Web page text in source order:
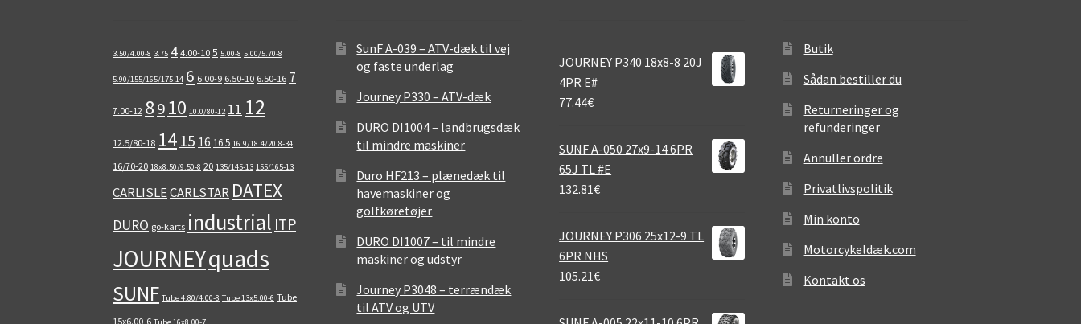
3.50/4.00-8 3.75 4 4.00-10 5 5.00-8 5.00/5.70-8
5.90/155/165/175-14 6 6.00-9 6.50-10 6.50-16 7
7.00-12 8910 10.0/80-12 11 12
12.5/80-18 14 15 16 16.5 16.9/18.4/20.8-34
16/70-20 18x8.50/9.50-8 20 135/145-13 155/165-13
CARLISLECARLSTAR DATEX
DURO go-karts industrial ITP
JOURNEYquads
SUNF Tube 4.80/4.00-8 Tube 13x5.00-6 Tube
15x6.00-6 Tube 16x8.00-7
SunF A-039 – ATV-dæk til vej
og faste underlag
Journey P330 – ATV-dæk
DURO DI1004 – landbrugsdæk
til mindre maskiner
Duro HF213 – plænedæk til
havemaskiner og
golfkøretøjer
DURO DI1007 – til mindre
maskiner og udstyr
Journey P3048 – terrændæk
til ATV og UTV
JOURNEY P340 18x8-8 20J
4PR E#
77.44€
SUNF A-050 27x9-14 6PR
65J TL #E
132.81€
JOURNEY P306 25x12-9 TL
6PR NHS
105.21€
Butik
Sådan bestiller du
Returneringer og
refunderinger
Annuller ordre
Privatlivspolitik
Min konto
Motorcykeldæk.com
Kontakt os